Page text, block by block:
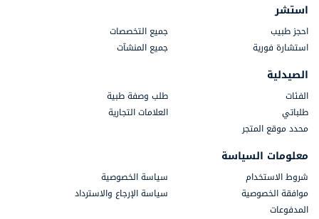
استشر
احجز طبيب
جميع التخصصات
استشارة فورية
جميع المنشآت
الصيدلية
الفئات
طلب وصفة طبية
طلباتي
العلامات التجارية
محدد موقع المتجر
معلومات السياسة
شروط الاستخدام
سياسة الخصوصية
موافقة الخصوصية
سياسة الإرجاع والاسترداد
المدفوعات